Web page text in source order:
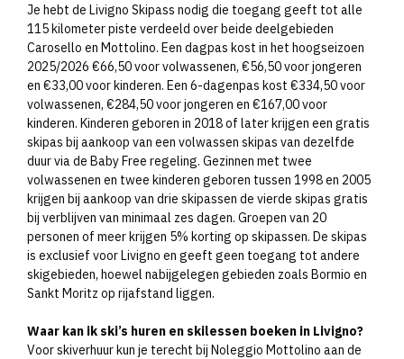
Je hebt de Livigno Skipass nodig die toegang geeft tot alle
115 kilometer piste verdeeld over beide deelgebieden
Carosello en Mottolino. Een dagpas kost in het hoogseizoen
2025/2026 €66,50 voor volwassenen, €56,50 voor jongeren
en €33,00 voor kinderen. Een 6-dagenpas kost €334,50 voor
volwassenen, €284,50 voor jongeren en €167,00 voor
kinderen. Kinderen geboren in 2018 of later krijgen een gratis
skipas bij aankoop van een volwassen skipas van dezelfde
duur via de Baby Free regeling. Gezinnen met twee
volwassenen en twee kinderen geboren tussen 1998 en 2005
krijgen bij aankoop van drie skipassen de vierde skipas gratis
bij verblijven van minimaal zes dagen. Groepen van 20
personen of meer krijgen 5% korting op skipassen. De skipas
is exclusief voor Livigno en geeft geen toegang tot andere
skigebieden, hoewel nabijgelegen gebieden zoals Bormio en
Sankt Moritz op rijafstand liggen.
Waar kan ik ski’s huren en skilessen boeken in Livigno?
Voor skiverhuur kun je terecht bij Noleggio Mottolino aan de